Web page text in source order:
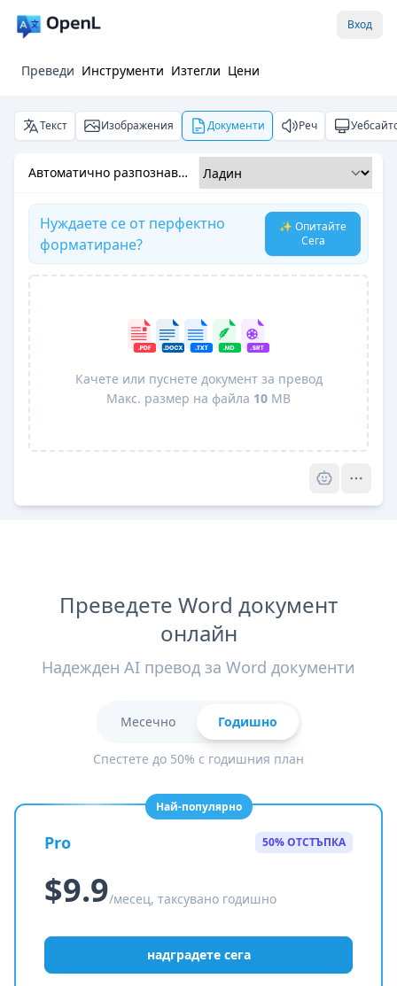
Вход
Преведи Инструменти Изтегли Цени
Текст Изображения Документи Реч
Автоматично разпознаване
Нуждаете се от перфектно
форматиране?
✨ Опитайте
Сега
Качете или пуснете документ за превод
Макс. размер на файла 10 MB
Преведете Word документ
онлайн
Надежден AI превод за Word документи
Месечно Годишно
Спестете до 50% с годишния план
Най-популярно
Pro 50% ОТСТЪПКА
$9.9/месец, таксувано годишно
надградете сега